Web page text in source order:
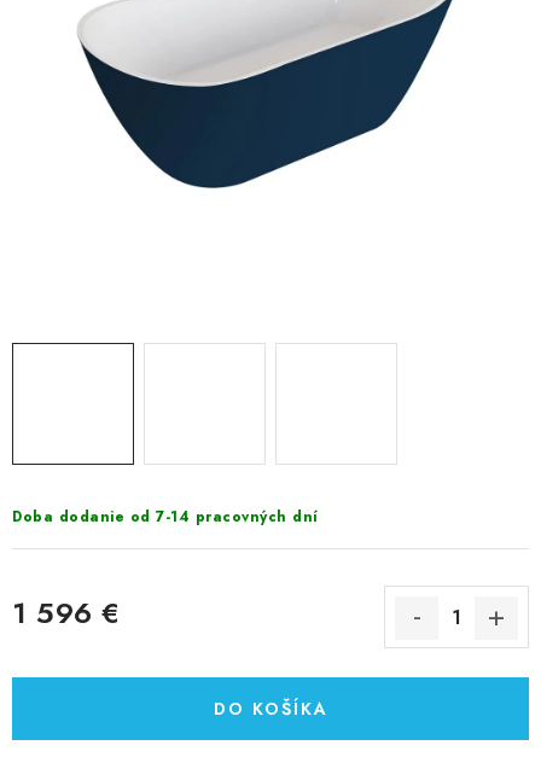
VÝPREDAJ
PRÍSLUŠENSTVO K SPRCHOVÝM KÚTOM A
NÁHRADNÉ DIELY
Obchodné podmienky
Doba dodanie od 7-14 pracovných dní
1 596 €
DO KOŠÍKA